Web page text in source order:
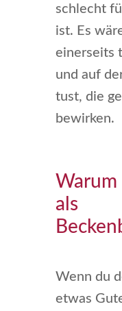
schlecht
ist. Es
einerseits
und auf
tust, die
bewirken.
Warum
als
Wenn du
etwas